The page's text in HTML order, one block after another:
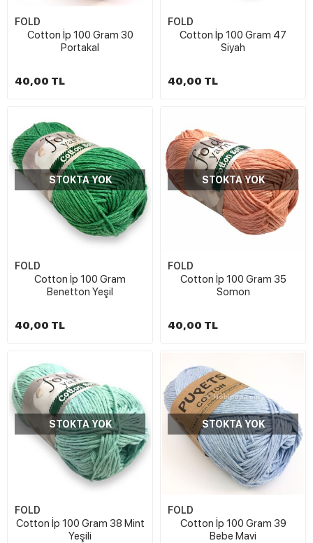
FOLD
Cotton İp 100 Gram 30
Portakal
40,00 TL
FOLD
Cotton İp 100 Gram 47
Siyah
40,00 TL
STOKTA YOK
FOLD
Cotton İp 100 Gram
Benetton Yeşil
40,00 TL
STOKTA YOK
FOLD
Cotton İp 100 Gram 35
Somon
40,00 TL
STOKTA YOK
FOLD
Cotton İp 100 Gram 38 Mint
Yeşili
STOKTA YOK
FOLD
Cotton İp 100 Gram 39
Bebe Mavi